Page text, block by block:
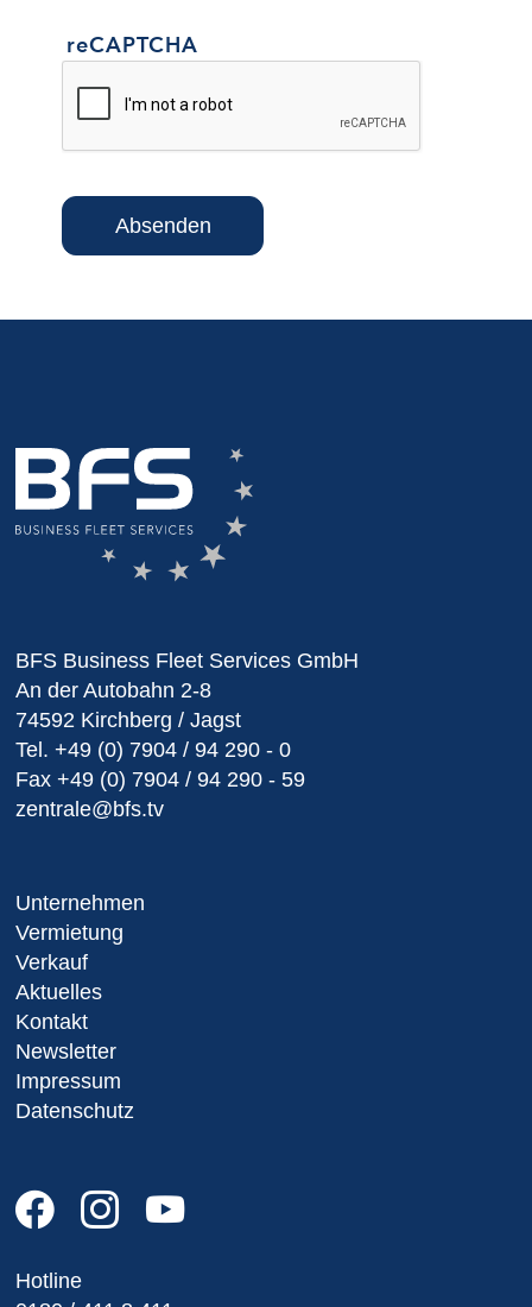
reCAPTCHA
Absenden
BFS Business Fleet Services GmbH
An der Autobahn 2-8
74592 Kirchberg / Jagst
Tel. +49 (0) 7904 / 94 290 - 0
Fax +49 (0) 7904 / 94 290 - 59
zentrale@bfs.tv
Unternehmen
Vermietung
Verkauf
Aktuelles
Kontakt
Newsletter
Impressum
Datenschutz
Hotline